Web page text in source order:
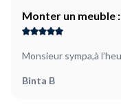
Monter un meuble :
Monsieur sympa,à
Binta B